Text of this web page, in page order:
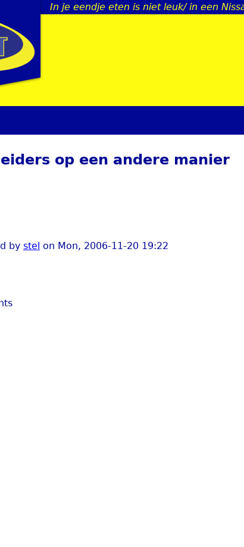
Jump to
In je eendje eten is niet leuk/ in een
op een andere manier
by stel on Mon, 2006-11-20 19:22